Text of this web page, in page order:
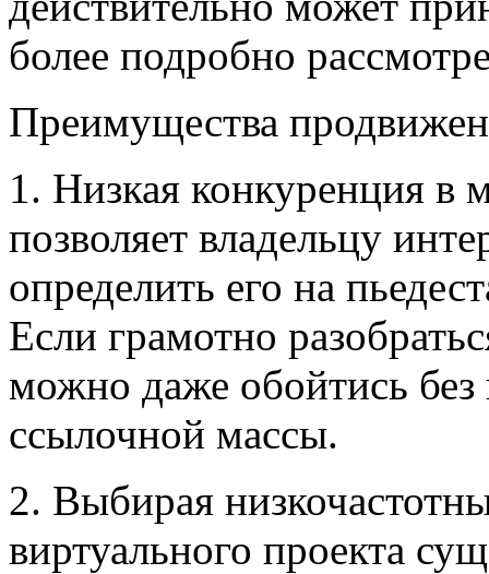
более подробно
Преимущества
1. Низкая конкуренция в
позволяет владельцу
определить его на
Если грамотно
можно даже обойтись
ссылочной массы.
2. Выбирая
виртуального проекта